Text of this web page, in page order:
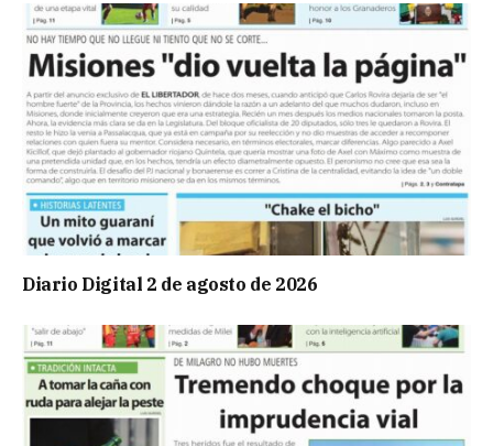
Diario Digital 2 de agosto de 2026